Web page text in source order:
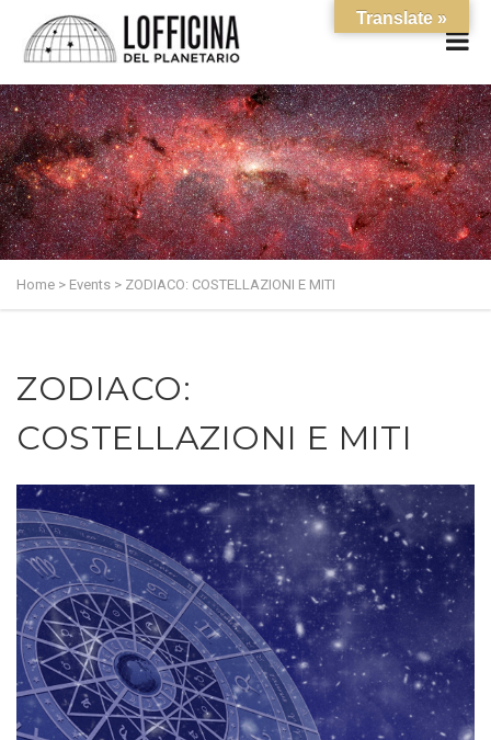
Home > Events > ZODIACO: COSTELLAZIONI E MITI
ZODIACO:
COSTELLAZIONI E MITI
Translate »